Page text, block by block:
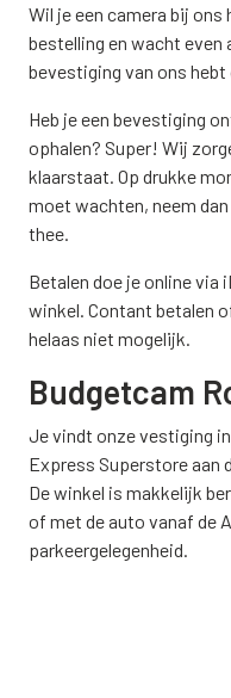
Wil je een camera bij ons
bestelling en wacht
bevestiging van ons hebt
Heb je een bevestiging
ophalen? Super! Wij
klaarstaat. Op drukke
moet wachten, neem
thee.
Betalen doe je online via
winkel. Contant betalen
helaas niet mogelijk.
Budgetcam
Je vindt onze vestiging
Express Superstore aan
De winkel is makkelijk
of met de auto vanaf de
parkeergelegenheid.